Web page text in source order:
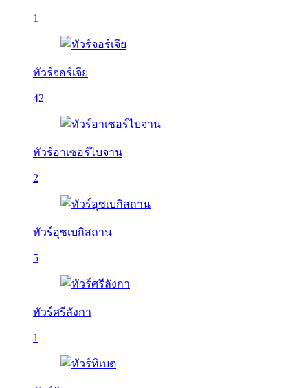
1
ทัวร์จอร์เจีย
42
ทัวร์อาเซอร์ไบจาน
2
ทัวร์อุซเบกิสถาน
5
ทัวร์ศรีลังกา
1